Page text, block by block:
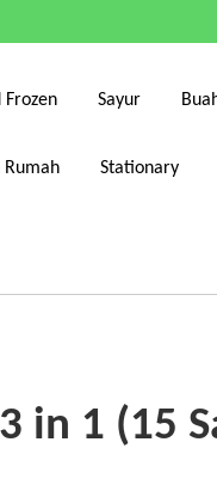
Frozen Sayur
Rumah Stationary
in 1 (15